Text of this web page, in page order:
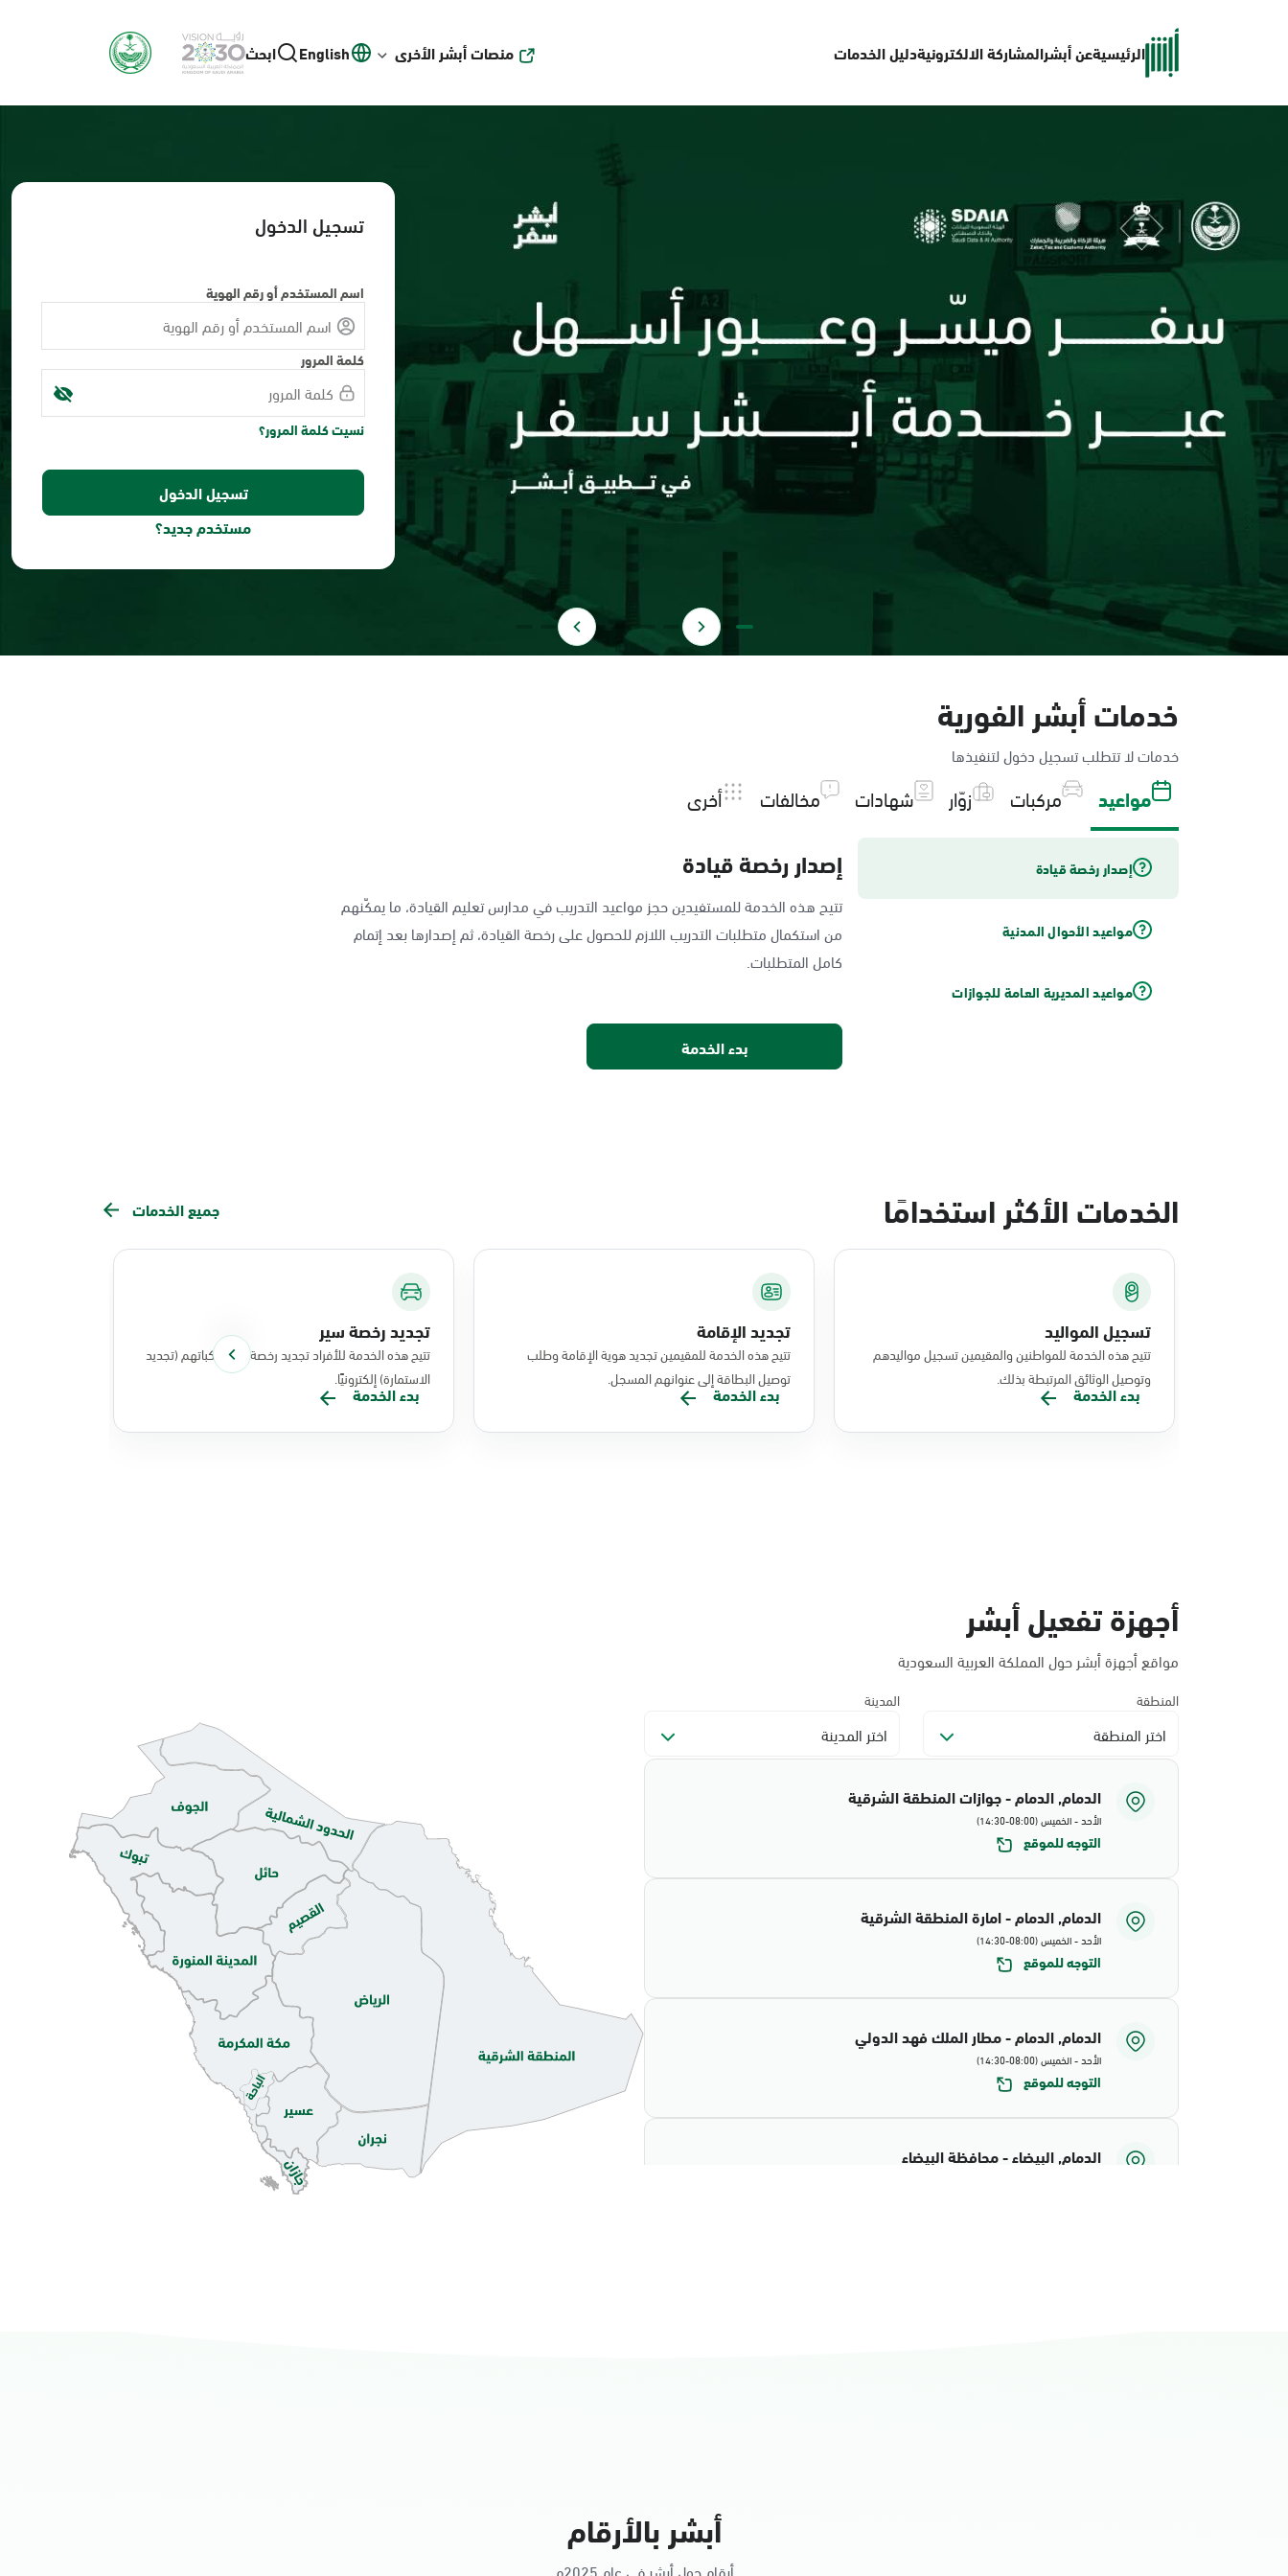
الرئيسيةعن أبشرالمشاركة الالكترونيةدليل الخدمات منصات أبشر الأخرى English ابحث
تسجيل الدخول
اسم المستخدم أو رقم الهوية
كلمة المرور
نسيت كلمة المرور؟
مستخدم جديد؟
خدمات أبشر الفورية
خدمات لا تتطلب تسجيل دخول لتنفيذها
مواعيد مركبات زوّار شهادات مخالفات أخرى
إصدار رخصة قيادة
مواعيد الأحوال المدنية
مواعيد المديرية العامة للجوازات
إصدار رخصة قيادة
تتيح هذه الخدمة للمستفيدين حجز مواعيد التدريب في مدارس تعليم القيادة، ما يمكّنهم
من استكمال متطلبات التدريب اللازم للحصول على رخصة القيادة، ثم إصدارها بعد إتمام
كامل المتطلبات.
بدء الخدمة
الخدمات الأكثر استخدامًا جميع الخدمات
تسجيل المواليد
تتيح هذه الخدمة للمواطنين والمقيمين تسجيل مواليدهم
وتوصيل الوثائق المرتبطة بذلك.
بدء الخدمة
تجديد الإقامة
تتيح هذه الخدمة للمقيمين تجديد هوية الإقامة وطلب
توصيل البطاقة إلى عنوانهم المسجل.
بدء الخدمة
تجديد رخصة سير
تتيح هذه الخدمة للأفراد تجديد رخصة سير مركباتهم (تجديد
الاستمارة) إلكترونيًا.
بدء الخدمة
أجهزة تفعيل أبشر
مواقع أجهزة أبشر حول المملكة العربية السعودية
المنطقة
اختر المنطقة
المدينة
اختر المدينة
الدمام, الدمام - جوازات المنطقة الشرقية
الأحد - الخميس (08:00-14:30)
التوجه للموقع
الدمام, الدمام - امارة المنطقة الشرقية
الأحد - الخميس (08:00-14:30)
التوجه للموقع
الدمام, الدمام - مطار الملك فهد الدولي
الأحد - الخميس (08:00-14:30)
التوجه للموقع
الدمام, البيضاء - محافظة البيضاء
أبشر بالأرقام